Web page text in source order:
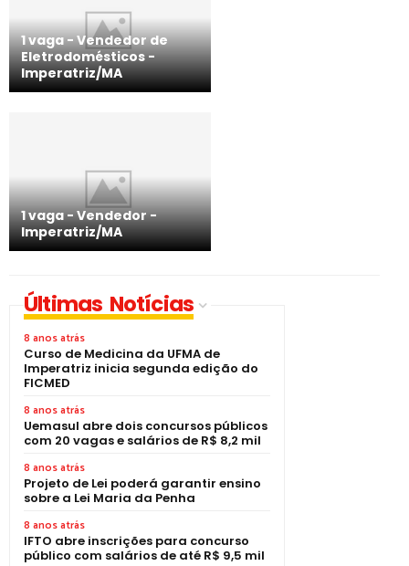
1 vaga - Vendedor de
Eletrodomésticos -
Imperatriz/MA
1 vaga - Vendedor -
Imperatriz/MA
Últimas Notícias
8 anos atrás
Curso de Medicina da UFMA de
Imperatriz inicia segunda edição do
FICMED
8 anos atrás
Uemasul abre dois concursos públicos
com 20 vagas e salários de R$ 8,2 mil
8 anos atrás
Projeto de Lei poderá garantir ensino
sobre a Lei Maria da Penha
8 anos atrás
IFTO abre inscrições para concurso
público com salários de até R$ 9,5 mil